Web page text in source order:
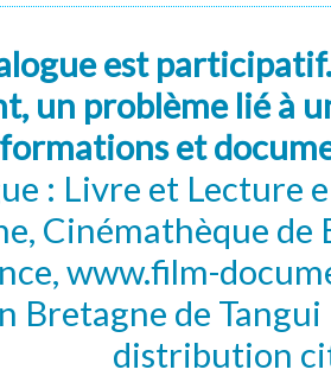
est
un problème lié à
et
: Livre et Lecture
Cinémathèque de
www.film-
Bretagne de
distribution